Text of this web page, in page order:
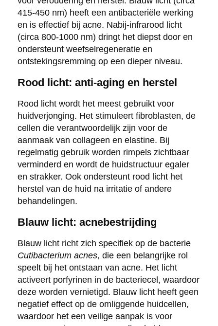
415-450 nm) heeft een antibacteriële werking
en is effectief bij acne. Nabij-infrarood licht
(circa 800-1000 nm) dringt het diepst door en
ondersteunt weefselregeneratie en
ontstekingsremming op een dieper niveau.
Rood licht: anti-aging en herstel
Rood licht wordt het meest gebruikt voor
huidverjonging. Het stimuleert fibroblasten, de
cellen die verantwoordelijk zijn voor de
aanmaak van collageen en elastine. Bij
regelmatig gebruik worden rimpels zichtbaar
verminderd en wordt de huidstructuur egaler
en strakker. Ook ondersteunt rood licht het
herstel van de huid na irritatie of andere
behandelingen.
Blauw licht: acnebestrijding
Blauw licht richt zich specifiek op de bacterie
Cutibacterium acnes, die een belangrijke rol
speelt bij het ontstaan van acne. Het licht
activeert porfyrinen in de bacteriecel, waardoor
deze worden vernietigd. Blauw licht heeft geen
negatief effect op de omliggende huidcellen,
waardoor het een veilige aanpak is voor